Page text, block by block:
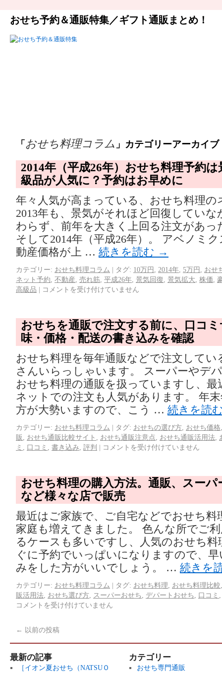
おせち予約＆通販特集／ギフト通販まとめ！
「 おせち料理コラム 」カテゴリーアーカイブ
2014年（平成26年）おせち料理予約
級品が人気に？予約はお早めに
年々人気が高まっている、おせち料理の
2013年も、景気がそれほど回復してい
わらず、前年を大きく上回る注文があっ
そして2014年（平成26年）。 アベノミ
動産価格が上 … 続きを読む →
カテゴリー: おせち料理コラム | タグ: 10万円 2014年 5万円
おせ
ネット予約 不動産 売れ筋 平成26年 景気回復 景気拡大 株価
高級品 | コメントを受け付けていません
おせちを通販で注文する前に、口コ
味・価格・配送の書き込みを確認
おせち料理を毎年通販などで注文してい
さんいらっしゃいます。 スーパーやデ
おせち料理の通販を扱っていますし、最
ネットでの注文も人気があります。 年
方が大勢いますので、こう … 続きを読
カテゴリー: おせち料理コラム | タグ: おせちの選び方 おせち価格
販
おせち通販比較サイト おせち通販注意点 おせち通販活用法
ミ
口コミ 書き込み 評判 | コメントを受け付けていません
おせち料理の購入方法。通販、スーパ
など様々な店で販売
最近はご家族で、ご自宅などでおせち料
家庭も増えてきました。 色んな所でご
るケースも多いですし、人気のおせち料
ぐに予約でいっぱいになりますので、
みをした方がいいでしょう。 … 続きを
カテゴリー: おせち料理コラム | タグ: おせち料理 おせち料理比較
販活用法 おせち選び方 スーパーおせち デパートおせち 口コミ
コメントを受け付けていません
← 以前の投稿
最新の記事
［イオン夏おせち（NATSUＯ
カテゴリー
おせち専門通販